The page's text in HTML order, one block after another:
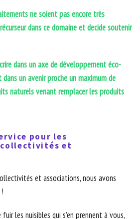
ne soient pas encore très
dans ce domaine et decide soutenir
dans un axe de développement éco-
un avenir proche un maximum de
naturels venant remplacer les produits
pour les
et
et associations, nous avons
les nuisibles qui s’en prennent à vous,